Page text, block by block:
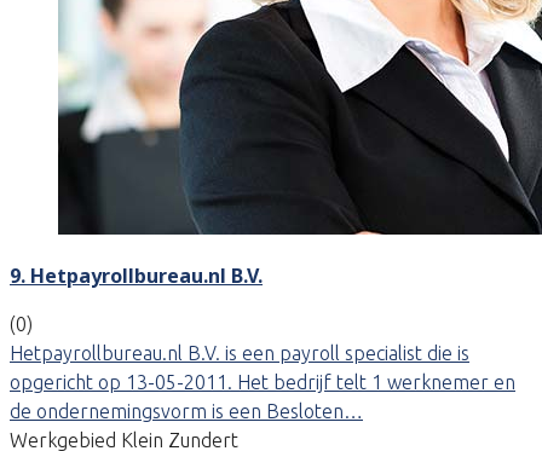
9. Hetpayrollbureau.nl B.V.
(0)
Hetpayrollbureau.nl B.V. is een payroll specialist die is
opgericht op 13-05-2011. Het bedrijf telt 1 werknemer en
de ondernemingsvorm is een Besloten…
Werkgebied Klein Zundert